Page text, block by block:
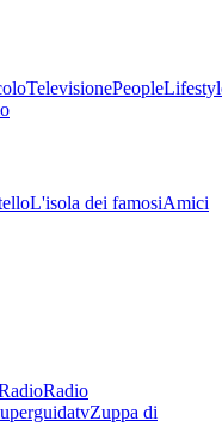
TelevisionePeople
L'isola dei famosiAmici
Radio
Zuppa di